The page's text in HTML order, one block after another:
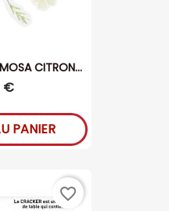
CITRON...
€
PANIER
favorite_border